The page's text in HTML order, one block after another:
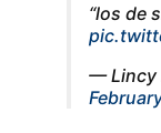
“los de
— Lincy